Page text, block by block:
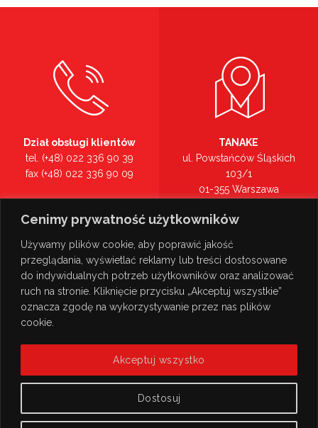
Cenimy prywatność użytkowników
Używamy plików cookie, aby poprawić jakość
przeglądania, wyświetlać reklamy lub treści dostosowane
do indywidualnych potrzeb użytkowników oraz analizować
ruch na stronie. Kliknięcie przycisku „Akceptuj wszystkie”
oznacza zgodę na wykorzystywanie przez nas plików
cookie.
Dostosuj
Akceptuj wszystko
Dział obsługi klientów
tel. (+48) 022 336 90 39
fax (+48) 022 336 90 09
tel. (+48) 022 336 90 00
TANAKE
ul. Powstańców Śląskich
103/1
01-355 Warszawa
Zobacz na mapie >